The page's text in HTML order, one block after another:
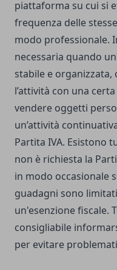
piattaforma su cui si
frequenza delle
modo professionale.
necessaria quando
stabile e organizzata,
l’attività con una
vendere oggetti
un’attività
Partita IVA. Esistono
non è richiesta la
in modo occasionale
guadagni sono
un'esenzione fiscale.
consigliabile
per evitare